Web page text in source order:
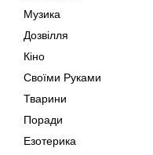
Музика
Дозвілля
Кіно
Своїми Руками
Тварини
Поради
Езотерика